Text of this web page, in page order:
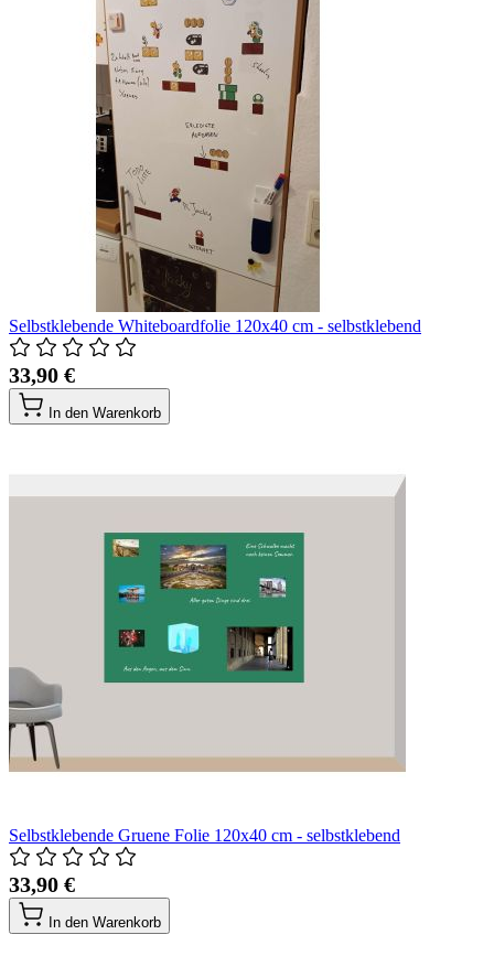
Selbstklebende Whiteboardfolie 120x40 cm - selbstklebend
33,90 €
In den Warenkorb
Selbstklebende Gruene Folie 120x40 cm - selbstklebend
33,90 €
In den Warenkorb